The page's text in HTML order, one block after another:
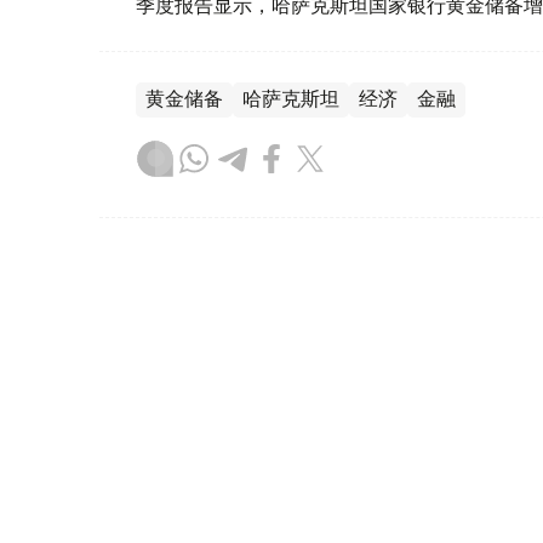
黄金储备 哈萨克斯坦 经济 金融